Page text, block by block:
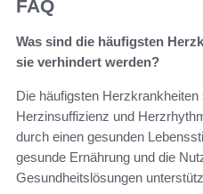
FAQ
Was sind die häufigsten
sie verhindert werden?
Die häufigsten
Herzinsuffizienz und
durch einen gesunden
gesunde Ernährung und die
Gesundheitslösungen